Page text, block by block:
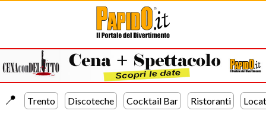
📍️ Trento Discoteche Cocktail Bar Ristoranti